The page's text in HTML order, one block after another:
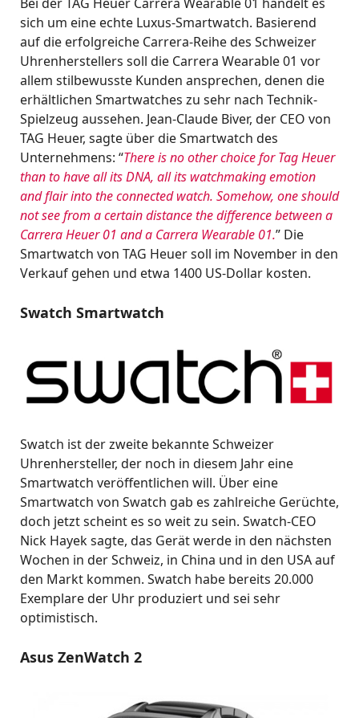
sich um eine echte Luxus-Smartwatch. Basierend
auf die erfolgreiche Carrera-Reihe des Schweizer
Uhrenherstellers soll die Carrera Wearable 01 vor
allem stilbewusste Kunden ansprechen, denen die
erhältlichen Smartwatches zu sehr nach Technik-
Spielzeug aussehen. Jean-Claude Biver, der CEO von
TAG Heuer, sagte über die Smartwatch des
Unternehmens: “There is no other choice for Tag Heuer
than to have all its DNA, all its watchmaking emotion
and flair into the connected watch. Somehow, one should
not see from a certain distance the difference between a
Carrera Heuer 01 and a Carrera Wearable 01.” Die
Smartwatch von TAG Heuer soll im November in den
Verkauf gehen und etwa 1400 US-Dollar kosten.
Swatch Smartwatch
Swatch ist der zweite bekannte Schweizer
Uhrenhersteller, der noch in diesem Jahr eine
Smartwatch veröffentlichen will. Über eine
Smartwatch von Swatch gab es zahlreiche Gerüchte,
doch jetzt scheint es so weit zu sein. Swatch-CEO
Nick Hayek sagte, das Gerät werde in den nächsten
Wochen in der Schweiz, in China und in den USA auf
den Markt kommen. Swatch habe bereits 20.000
Exemplare der Uhr produziert und sei sehr
optimistisch.
Asus ZenWatch 2